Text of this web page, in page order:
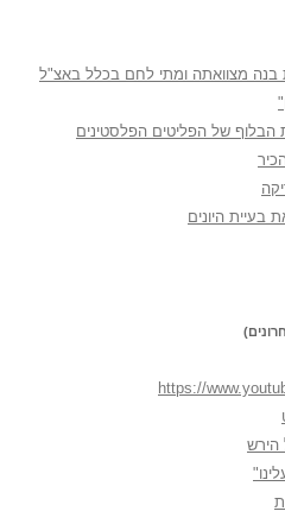
בנה מצוואתה ומתי לחם בכלל באצ"ל
של הפליטים הפלסטינים
בעיית היונים
https://
הירש